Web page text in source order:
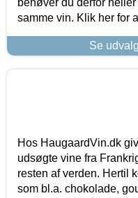
samme vin. Klik her for
Se
Hos HaugaardVin.dk
udsøgte vine fra
resten af verden. Hertil
som bl.a. chokolade,